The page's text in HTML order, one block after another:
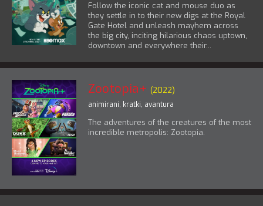
Follow the iconic cat and mouse duo as
they settle in to their new digs at the Royal
Gate Hotel and unleash mayhem across
the big city, inciting hilarious chaos uptown,
downtown and everywhere their...
Zootopia+ (2022)
animirani, kratki, avantura
The adventures of the creatures of the most
incredible metropolis: Zootopia.